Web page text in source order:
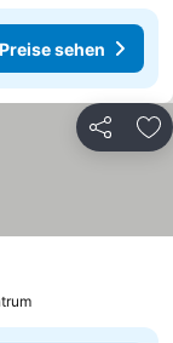
Preise sehen
Teilen